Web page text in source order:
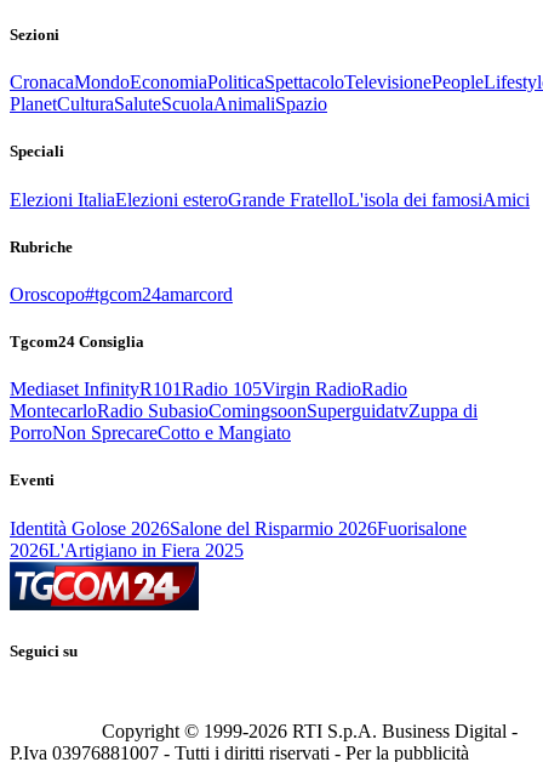
Sezioni
CronacaMondoEconomiaPoliticaSpettacoloTelevisionePeople
PlanetCulturaSaluteScuolaAnimaliSpazio
Speciali
Elezioni ItaliaElezioni esteroGrande FratelloL'isola dei famosiAmici
Rubriche
Oroscopo#tgcom24amarcord
Tgcom24 Consiglia
Mediaset InfinityR101Radio 105Virgin RadioRadio
MontecarloRadio SubasioComingsoonSuperguidatvZuppa di
PorroNon SprecareCotto e Mangiato
Eventi
Identità Golose 2026Salone del Risparmio 2026Fuorisalone
2026L'Artigiano in Fiera 2025
Seguici su
Copyright © 1999-2026 RTI S.p.A. Business Digital -
P.Iva 03976881007 - Tutti i diritti riservati - Per la pubblicità